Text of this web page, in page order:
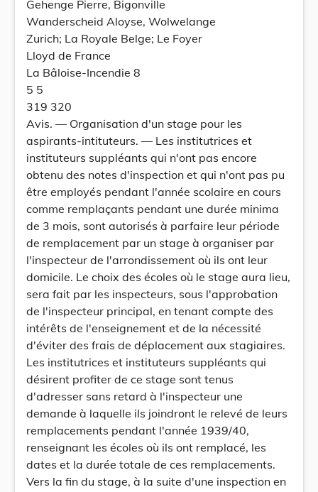
Gehenge Pierre, Bigonville
Wanderscheid Aloyse, Wolwelange
Zurich; La Royale Belge; Le Foyer
Lloyd de France
La Bâloise-Incendie 8
5 5
319 320
Avis. — Organisation d'un stage pour les
aspirants-intituteurs. — Les institutrices et
instituteurs suppléants qui n'ont pas encore
obtenu des notes d'inspection et qui n'ont pas pu
être employés pendant l'année scolaire en cours
comme remplaçants pendant une durée minima
de 3 mois, sont autorisés à parfaire leur période
de remplacement par un stage à organiser par
l'inspecteur de l'arrondissement où ils ont leur
domicile. Le choix des écoles où le stage aura lieu,
sera fait par les inspecteurs, sous l'approbation
de l'inspecteur principal, en tenant compte des
intérêts de l'enseignement et de la nécessité
d'éviter des frais de déplacement aux stagiaires.
Les institutrices et instituteurs suppléants qui
désirent profiter de ce stage sont tenus
d'adresser sans retard à l'inspecteur une
demande à laquelle ils joindront le relevé de leurs
remplacements pendant l'année 1939/40,
renseignant les écoles où ils ont remplacé, les
dates et la durée totale de ces remplacements.
Vers la fin du stage, à la suite d'une inspection en